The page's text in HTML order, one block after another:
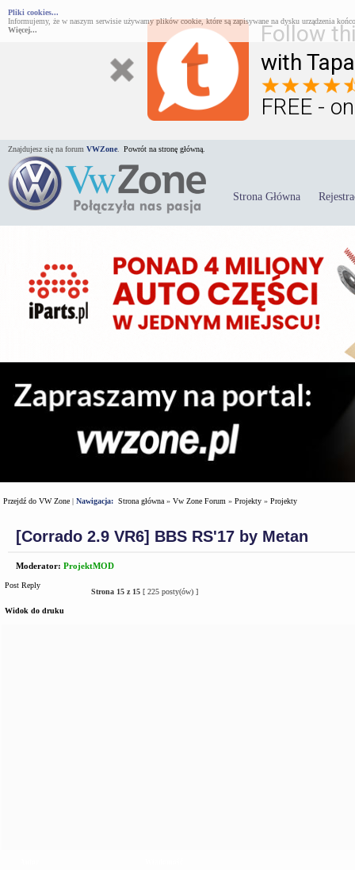
Follow
with
FREE -
Pliki cookies...
Informujemy, że w naszym serwisie używamy plików cookie, które są zapisywane na dysku urządzenia
Więcej...
Znajdujesz się na forum VWZone Powrót na stronę główną.
Strona Główna
Przejdź do VW Zone | Nawigacja: Strona główna » Vw Zone Forum » Projekty » Projekty
[Corrado 2.9 VR6] BBS RS'17 by Metan
Moderator: ProjektMOD
Post Reply
Strona 15 z 15 [ 225 posty(ów) ]
Widok do druku